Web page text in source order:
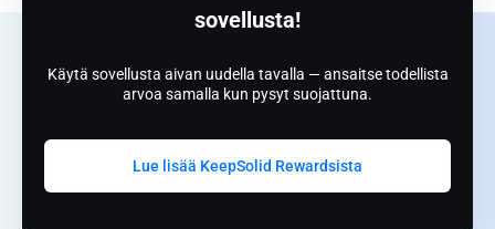
sovellusta!
Käytä sovellusta aivan uudella tavalla — ansaitse todellista
arvoa samalla kun pysyt suojattuna.
Lue lisää KeepSolid Rewardsista